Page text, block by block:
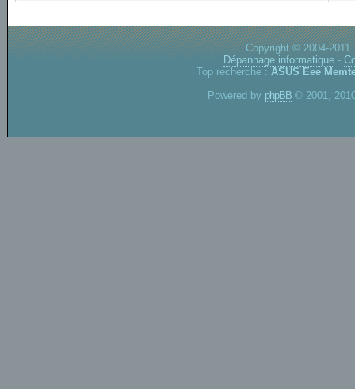
Copyright © 2004-
Dépannage informatique -
Top recherche : ASUS Eee
Powered by phpBB © 2001,